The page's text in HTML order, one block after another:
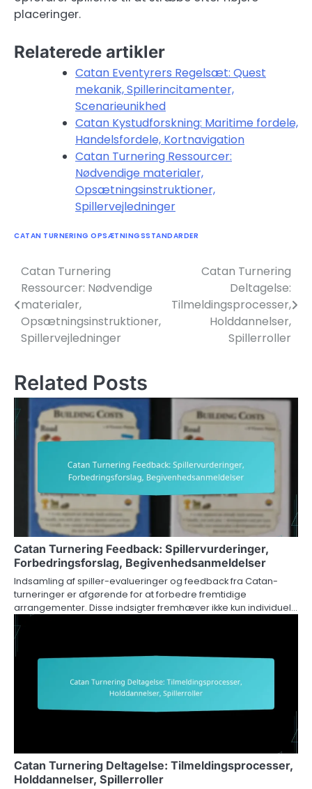
placeringer.
Relaterede artikler
Catan Eventyrers Regelsæt: Quest
mekanik, Spillerincitamenter,
Scenarieunikhed
Catan Kystudforskning: Maritime fordele,
Handelsfordele, Kortnavigation
Catan Turnering Ressourcer:
Nødvendige materialer,
Opsætningsinstruktioner,
Spillervejledninger
CATAN TURNERING OPSÆTNINGSSTANDARDER
Post
navigation
Catan Turnering
Ressourcer: Nødvendige
materialer,
Opsætningsinstruktioner,
Spillervejledninger
Catan Turnering
Deltagelse:
Tilmeldingsprocesser,
Holddannelser,
Spillerroller
Related Posts
Catan Turnering Feedback: Spillervurderinger,
Forbedringsforslag, Begivenhedsanmeldelser
Indsamling af spiller-evalueringer og feedback fra Catan-
turneringer er afgørende for at forbedre fremtidige
arrangementer. Disse indsigter fremhæver ikke kun individuel…
Catan Turnering Deltagelse: Tilmeldingsprocesser,
Holddannelser, Spillerroller